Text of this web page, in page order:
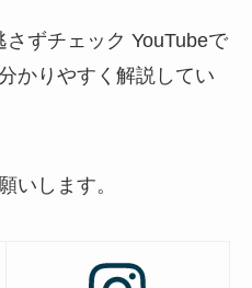
ずチェック YouTubeで
かりやすく解説してい
いします。